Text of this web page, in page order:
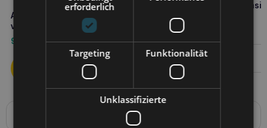
Amiplay Guard Samba
verstellbarer Gurt XS Rosa
9,70
Amiplay Tragetasche Basic
Beige
24,20€
Weiterlesen
erforderlich
Targeting Funktionalität
Unklassifizierte